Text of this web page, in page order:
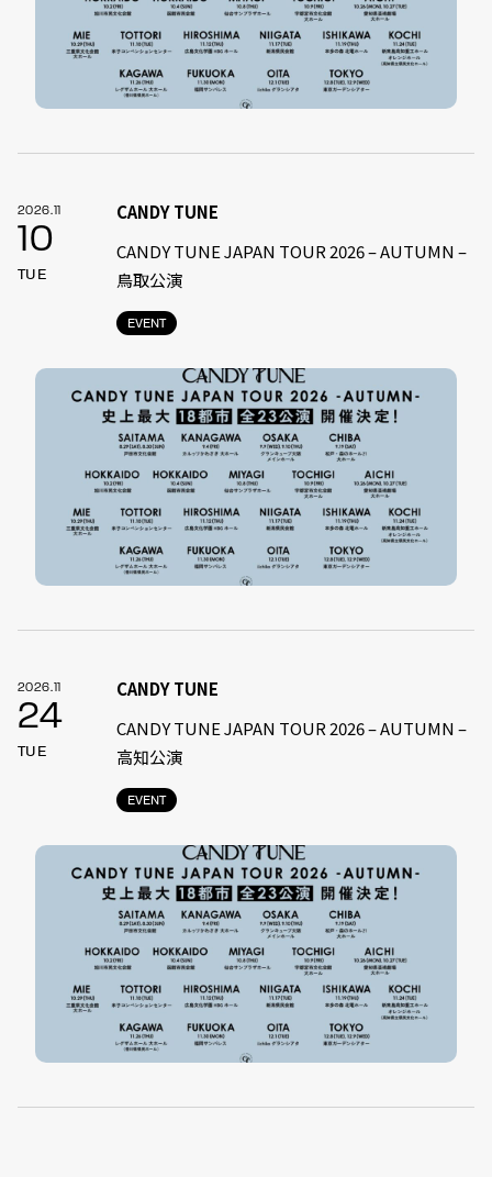
2026.11
10
TUE
EVENT
CANDY TUNE
CANDY TUNE JAPAN TOUR 2026 – AUTUMN –
鳥取公演
2026.11
24
TUE
EVENT
CANDY TUNE
CANDY TUNE JAPAN TOUR 2026 – AUTUMN –
高知公演